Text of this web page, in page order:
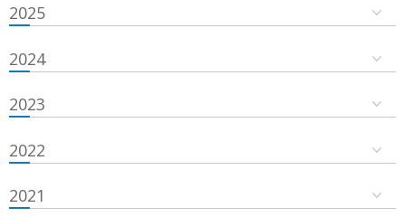
2025
2024
2023
2022
2021